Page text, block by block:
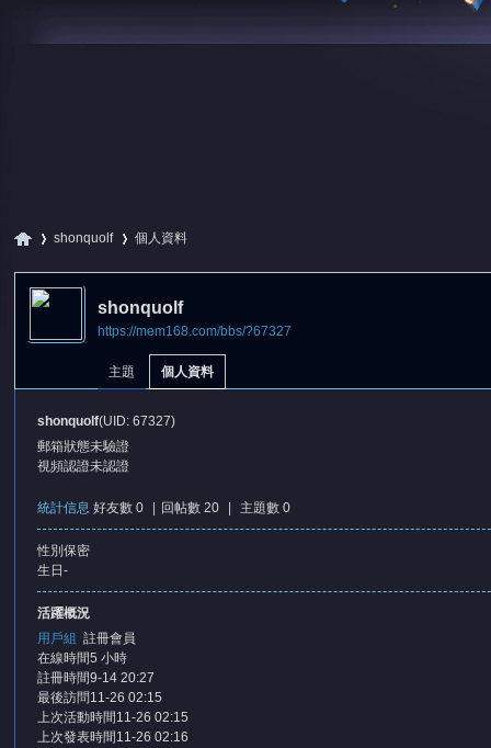
shonquolf
›
個人資料
shonquolf
https://mem168.com/bbs/?67327
主題 個人資料
shonquolf(UID: 67327)
郵箱狀態未驗證
視頻認證未認證
統計信息 好友數 0 回帖數 20 主題數 0
性別 保密
生日 -
活躍概況
用戶組 註冊會員
在線時間5 小時
註冊時間9-14 20:27
最後訪問11-26 02:15
上次活動時間 11-26 02:15
上次發表時間 11-26 02:16